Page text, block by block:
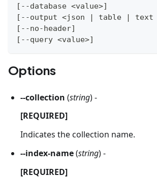
[ --database <value>]
[ --output <json | table | text
[ --no-header]
[ --query <value>]
Options
--collection (string) -
[REQUIRED]
Indicates the collection name.
--index-name(string) -
[REQUIRED]